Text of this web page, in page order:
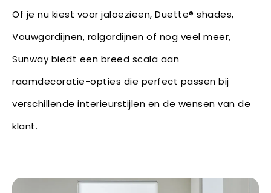
Of je nu kiest voor jaloezieën, Duette® shades,
Vouwgordijnen, rolgordijnen of nog veel meer,
Sunway biedt een breed scala aan
raamdecoratie-opties die perfect passen bij
verschillende interieurstijlen en de wensen van de
klant.